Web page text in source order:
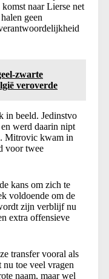
naar Lierse net
geen
zwarte
veroverde
in beeld. Jedinstvo
werd daarin nipt
Mitrovic kwam in
voor twee
kans om zich te
voldoende om de
zijn verblijf nu
extra offensieve
transfer vooral als
nu toe veel vragen
naam, maar wel